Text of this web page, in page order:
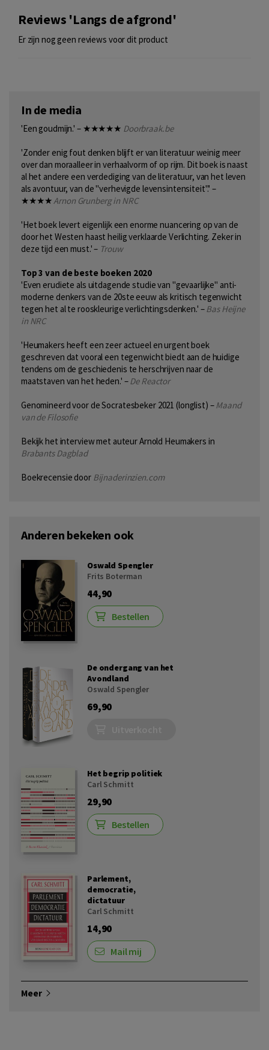
Reviews 'Langs de afgrond'
Er zijn nog geen reviews voor dit product
In de media
'Een goudmijn.' – ★★★★★ Doorbraak.be
'Zonder enig fout denken blijft er van literatuur weinig meer
over dan moraalleer in verhaalvorm of op rijm. Dit boek is naast
al het andere een verdediging van de literatuur, van het leven
als avontuur, van de "verhevigde levensintensiteit".' –
★★★★ Arnon Grunberg in NRC
'Het boek levert eigenlijk een enorme nuancering op van de
door het Westen haast heilig verklaarde Verlichting. Zeker in
deze tijd een must.' – Trouw
Top 3 van de beste boeken 2020
'Even erudiete als uitdagende studie van "gevaarlijke" anti-
moderne denkers van de 20ste eeuw als kritisch tegenwicht
tegen het al te rooskleurige verlichtingsdenken.' – Bas Heijne
in NRC
'Heumakers heeft een zeer actueel en urgent boek
geschreven dat vooral een tegenwicht biedt aan de huidige
tendens om de geschiedenis te herschrijven naar de
maatstaven van het heden.' – De Reactor
Genomineerd voor de Socratesbeker 2021 (longlist) – Maand
van de Filosofie
Bekijk het interview met auteur Arnold Heumakers in
Brabants Dagblad
Boekrecensie door Bijnaderinzien.com
Anderen bekeken ook
Oswald Spengler
Frits Boterman
44,90
Bestellen
De ondergang van het
Avondland
Oswald Spengler
69,90
Het begrip politiek
Carl Schmitt
29,90
Bestellen
Parlement,
democratie,
dictatuur
Carl Schmitt
14,90
Mail mij
Meer